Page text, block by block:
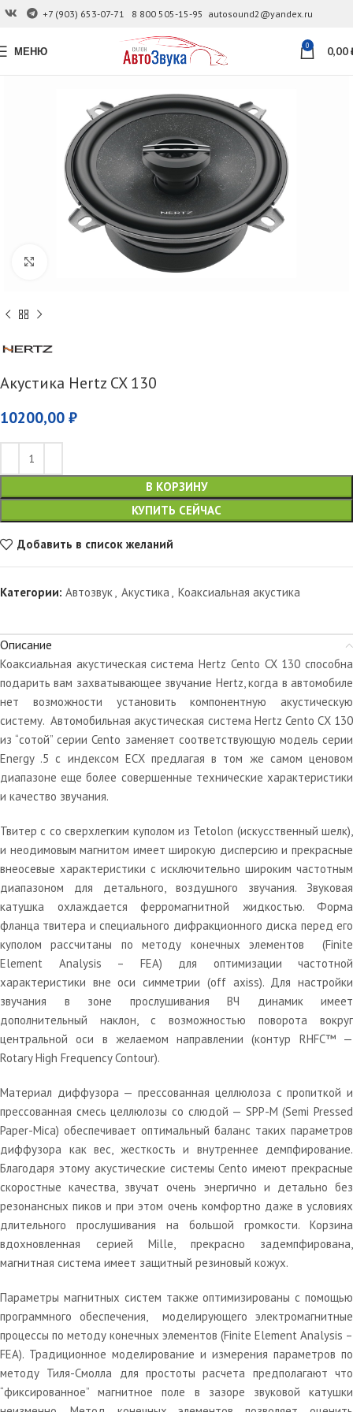
+7 (903) 653-07-71 8 800 505-15-95 autosound2@yandex.ru
МЕНЮ 0 0,00
Акустика Hertz CX 130
10200,00 ₽
В КОРЗИНУ
КУПИТЬ СЕЙЧАС
Добавить в список желаний
Категории: Автозвук Акустика Коаксиальная акустика
Описание
Коаксиальная акустическая система Hertz Cento CX 130 способна
подарить вам захватывающее звучание Hertz, когда в автомобиле
нет возможности установить компонентную акустическую
систему. Автомобильная акустическая система Hertz Cento CХ 130
из “сотой” серии Cento заменяет соответствующую модель серии
Energy .5 с индексом EСХ предлагая в том же самом ценовом
диапазоне еще более совершенные технические характеристики
и качество звучания.
Твитер с со сверхлегким куполом из Tetolon (искусственный шелк),
и неодимовым магнитом имеет широкую дисперсию и прекрасные
внеосевые характеристики с исключительно широким частотным
диапазоном для детального, воздушного звучания. Звуковая
катушка охлаждается ферромагнитной жидкостью. Форма
фланца твитера и специального дифракционного диска перед его
куполом рассчитаны по методу конечных элементов (Finite
Element Analysis – FEA) для оптимизации частотной
характеристики вне оси симметрии (off axiss). Для настройки
звучания в зоне прослушивания ВЧ динамик имеет
дополнительный наклон, с возможностью поворота вокруг
центральной оси в желаемом направлении (контур RHFC™ —
Rotary High Frequency Contour).
Материал диффузора — прессованная целлюлоза с пропиткой и
прессованная смесь целлюлозы со слюдой — SPP-M (Semi Pressed
Paper-Mica) обеспечивает оптимальный баланс таких параметров
диффузора как вес, жесткость и внутреннее демпфирование.
Благодаря этому акустические системы Cento имеют прекрасные
скоростные качества, звучат очень энергично и детально без
резонансных пиков и при этом очень комфортно даже в условиях
длительного прослушивания на большой громкости. Корзина
вдохновленная серией Mille, прекрасно задемпфирована,
магнитная система имеет защитный резиновый кожух.
Параметры магнитных систем также оптимизированы с помощью
программного обеспечения, моделирующего электромагнитные
процессы по методу конечных элементов (Finite Element Analysis –
FEA). Традиционное моделирование и измерения параметров по
методу Тиля-Смолла для простоты расчета предполагают что
“фиксированное” магнитное поле в зазоре звуковой катушки